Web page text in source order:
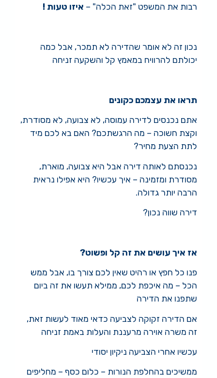
רבות את המשפט "זאת הכלה" – איזו טעות !
נכון זה לא אומר שהדירה לא תמכר, אבל כמה
יכולתם להרוויח במאמץ קל והשקעה זניחה
תראו את עצמכם כקונים
אתם נכנסים לדירה עמוסה, לא צבועה, לא מסודרת,
וקצת חשוכה – מה הרגשתכם? האם בא לכם מיד
לתת הצעת מחיר?
נכנסתם לאותה דירה אבל היא צבועה, מוארת,
מסודרת ומזמינה – איך עכשיו? היא אפילו נראית
הרבה יותר גדולה.
דירה שווה נכון?
אז איך עושים את זה קל ופשוט?
פנו כל חפץ או רהיט שאין לכם צורך בו, אבל ממש
הכל – מה איכפת לכם, ממילא תעשו את זה ביום
שתפנו את הדירה
אם הדירה זקוקה לצביעה כדאי מאוד לעשות זאת,
זה משרה אוירה מרעננת והעלות באמת זניחה
עכשיו אחרי הצביעה ניקיון יסודי
ממשיכים בהחלפת הנורות – כלום כסף – מחליפים